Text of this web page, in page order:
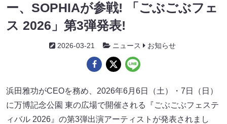
ー、SOPHIAが参戦! 「ごぶごぶフェ
ス 2026」第3弾発表!
2026-03-21 ニュース お知らせ
浜田雅功がCEOを務め、2026年6月6日（土）・7日（日）
に万博記念公園 東の広場で開催される『ごぶごぶフェステ
ィバル 2026』の第3弾出演アーティストが発表されまし